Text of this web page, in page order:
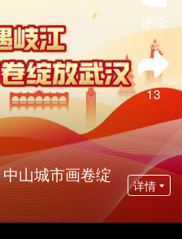
评论
13
山城市画卷绽
详情